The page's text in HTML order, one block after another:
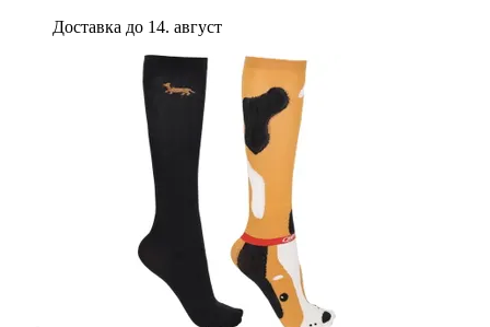
Доставка до 14. август